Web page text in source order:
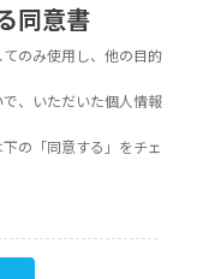
同意書
のみ使用し、他の目的
、いただいた個人情報
の「同意する」をチェ